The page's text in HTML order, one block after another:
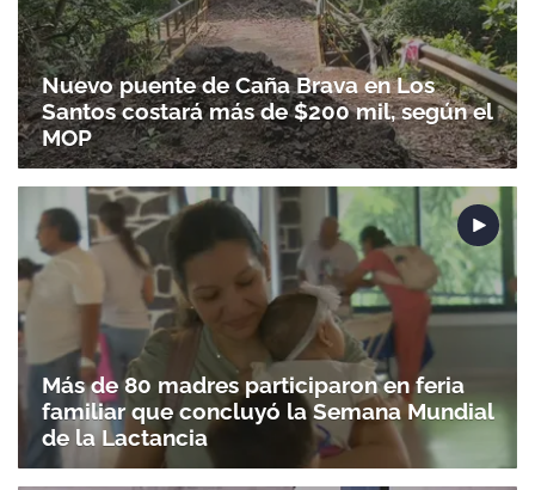
Nuevo puente de Caña Brava en Los
Santos costará más de $200 mil, según el
MOP
Más de 80 madres participaron en feria
familiar que concluyó la Semana Mundial
de la Lactancia